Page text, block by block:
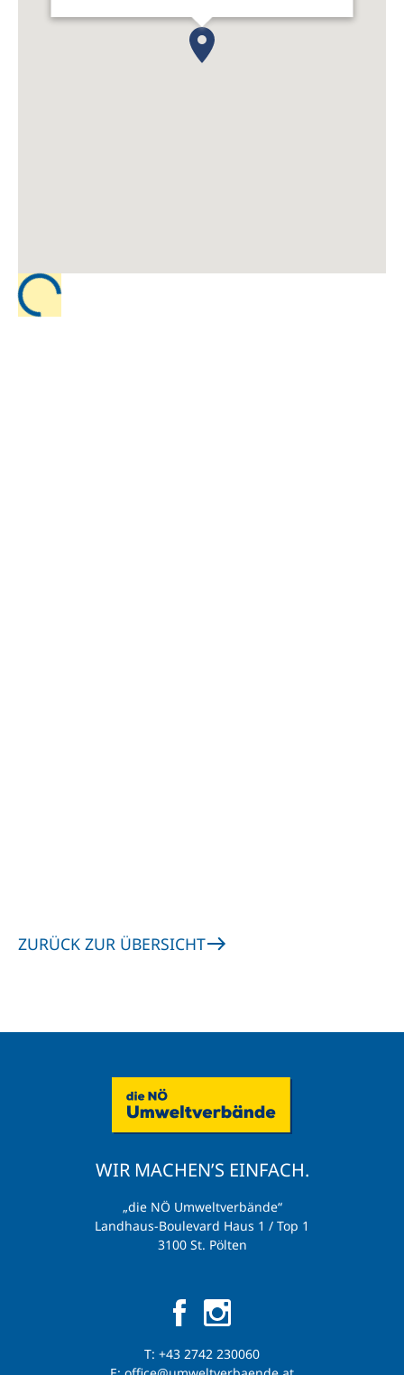
ZURÜCK ZUR ÜBERSICHT
WIR MACHEN’S EINFACH.
„die NÖ Umweltverbände“
Landhaus-Boulevard Haus 1 / Top 1
3100 St. Pölten
T: +43 2742 230060